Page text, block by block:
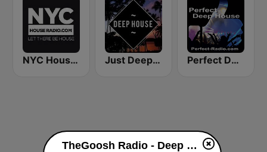
NYC House Radio Just Deep House Perfect Deep House
TheGoosh Radio - Deep House direkte